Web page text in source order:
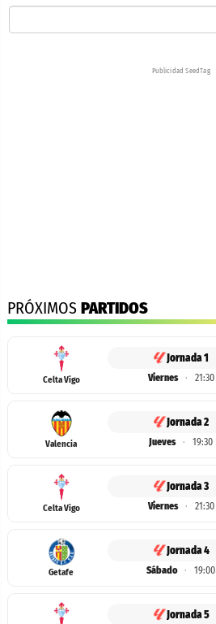
Publicidad SeedTag
PRÓXIMOS PARTIDOS
Celta Vigo
Jornada 1
Viernes · 21:30
Valencia
Jornada 2
Jueves · 19:30
Celta Vigo
Jornada 3
Viernes · 21:30
Getafe
Jornada 4
Sábado · 19:00
Jornada 5